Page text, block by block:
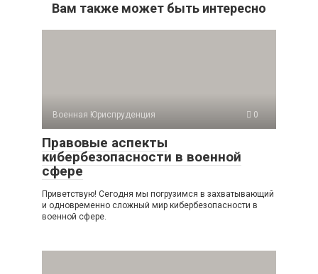
Вам также может быть интересно
Военная Юриспруденция 0
Правовые аспекты
кибербезопасности в военной
сфере
Приветствую! Сегодня мы погрузимся в захватывающий
и одновременно сложный мир кибербезопасности в
военной сфере.